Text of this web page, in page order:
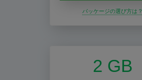
パッケージの選び方は？
2 GB